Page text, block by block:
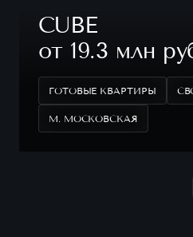
CUBE
от 19.3 млн
ГОТОВЫЕ КВАРТИРЫ
М. МОСКОВСКАЯ